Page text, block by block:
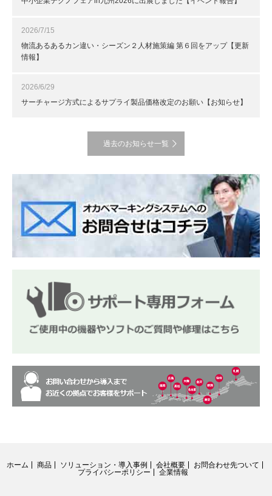
2026/7/15
物流あるあるカン違い・シーズン２人材施策編 第６回をアップ【更新
情報】
2026/6/29
サーチャージ方式によるサプライ製品価格改定のお願い【お知らせ】
過去のお知らせ一覧
ホーム 商品 ソリューション・導入事例 会社概要
お問合わせ先ついて
プライバシーポリシー
企業情報